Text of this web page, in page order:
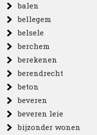
balen
bellegem
belsele
berchem
berekenen
berendrecht
beton
beveren
beveren leie
bijzonder wonen